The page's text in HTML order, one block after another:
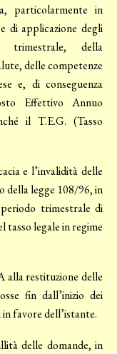
particolarmente in
di applicazione degli
trimestrale, della
delle competenze
e, di conseguenza
Effettivo Annuo
il T.E.G. (Tasso
e l’invalidità delle
della legge 108/96, in
trimestrale di
tasso legale in regime
alla restituzione delle
fin dall’inizio dei
favore dell’istante.
delle domande, in